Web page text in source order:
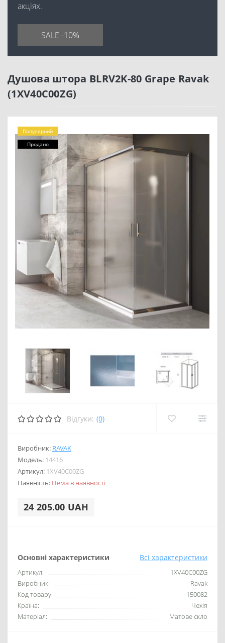
акціях.
SALE -10%
Душова штора BLRV2K-80 Grape Ravak
(1XV40C00ZG)
Популярний
Продано
Відгуки: (0)
Виробник: RAVAK
Модель: 14416
Артикул: 1XV40C00ZG
Наявність: Нема в наявності
24 205.00 UAH
Основні характеристики Всі характеристики
Артикул:
1XV40C00ZG
Виробник:
Ravak
Код товару:
150082
Країна:
Чехія
Матеріал:
Матове скло